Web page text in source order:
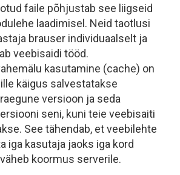
faile põhjustab see liigseid
laadimisel. Neid taotlusi
brauser individuaalselt ja
veebisaidi tööd.
kasutamine (cache) on
käigus salvestatakse
versioon ja seda
seni, kuni teie veebisaiti
See tähendab, et veebilehte
iga kasutaja jaoks iga kord
koormus serverile.